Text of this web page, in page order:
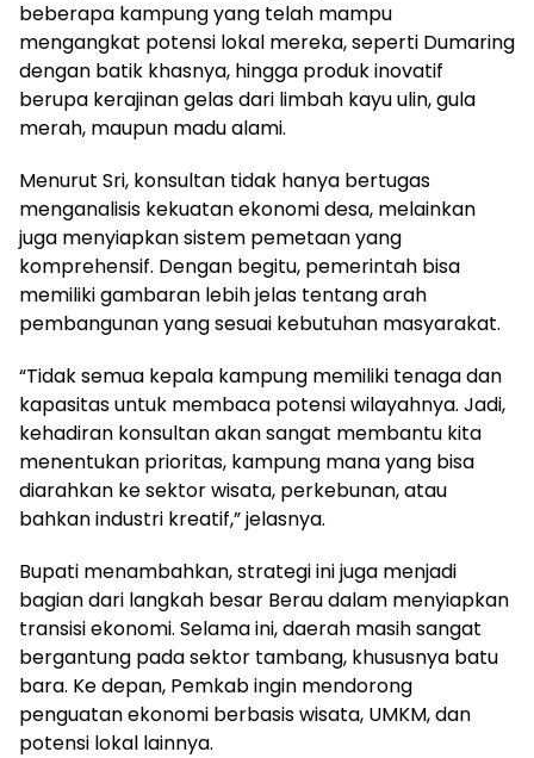
beberapa kampung yang telah mampu
mengangkat potensi lokal mereka, seperti Dumaring
dengan batik khasnya, hingga produk inovatif
berupa kerajinan gelas dari limbah kayu ulin, gula
merah, maupun madu alami.
Menurut Sri, konsultan tidak hanya bertugas
menganalisis kekuatan ekonomi desa, melainkan
juga menyiapkan sistem pemetaan yang
komprehensif. Dengan begitu, pemerintah bisa
memiliki gambaran lebih jelas tentang arah
pembangunan yang sesuai kebutuhan masyarakat.
“Tidak semua kepala kampung memiliki tenaga dan
kapasitas untuk membaca potensi wilayahnya. Jadi,
kehadiran konsultan akan sangat membantu kita
menentukan prioritas, kampung mana yang bisa
diarahkan ke sektor wisata, perkebunan, atau
bahkan industri kreatif,” jelasnya.
Bupati menambahkan, strategi ini juga menjadi
bagian dari langkah besar Berau dalam menyiapkan
transisi ekonomi. Selama ini, daerah masih sangat
bergantung pada sektor tambang, khususnya batu
bara. Ke depan, Pemkab ingin mendorong
penguatan ekonomi berbasis wisata, UMKM, dan
potensi lokal lainnya.